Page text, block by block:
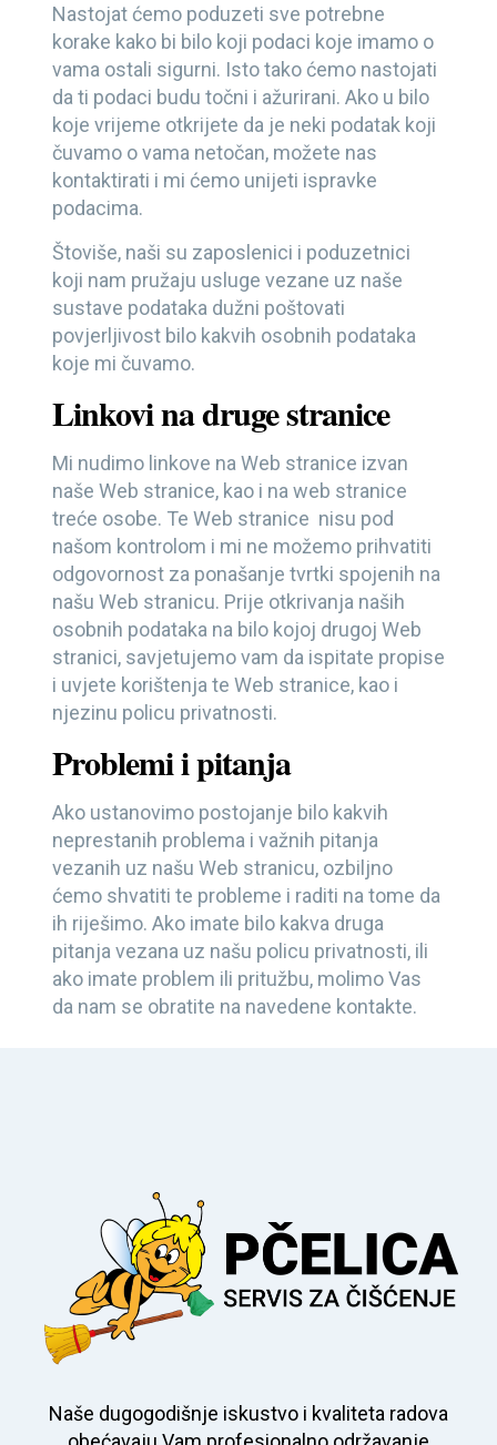
Nastojat ćemo poduzeti sve potrebne
korake kako bi bilo koji podaci koje imamo o
vama ostali sigurni. Isto tako ćemo nastojati
da ti podaci budu točni i ažurirani. Ako u bilo
koje vrijeme otkrijete da je neki podatak koji
čuvamo o vama netočan, možete nas
kontaktirati i mi ćemo unijeti ispravke
podacima.
Štoviše, naši su zaposlenici i poduzetnici
koji nam pružaju usluge vezane uz naše
sustave podataka dužni poštovati
povjerljivost bilo kakvih osobnih podataka
koje mi čuvamo.
Linkovi na druge stranice
Mi nudimo linkove na Web stranice izvan
naše Web stranice, kao i na web stranice
treće osobe. Te Web stranice nisu pod
našom kontrolom i mi ne možemo prihvatiti
odgovornost za ponašanje tvrtki spojenih na
našu Web stranicu. Prije otkrivanja naših
osobnih podataka na bilo kojoj drugoj Web
stranici, savjetujemo vam da ispitate propise
i uvjete korištenja te Web stranice, kao i
njezinu policu privatnosti.
Problemi i pitanja
Ako ustanovimo postojanje bilo kakvih
neprestanih problema i važnih pitanja
vezanih uz našu Web stranicu, ozbiljno
ćemo shvatiti te probleme i raditi na tome da
ih riješimo. Ako imate bilo kakva druga
pitanja vezana uz našu policu privatnosti, ili
ako imate problem ili pritužbu, molimo Vas
da nam se obratite na navedene kontakte.
Naše dugogodišnje iskustvo i kvaliteta radova